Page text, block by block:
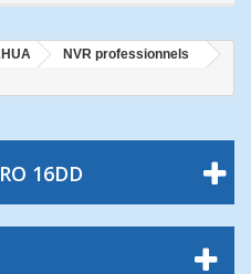
NVR professionnels
16DD